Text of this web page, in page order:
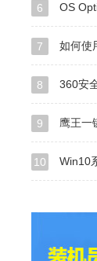
6 OS
7 如何使
8 360安
9 鹰王一
10 Win10系